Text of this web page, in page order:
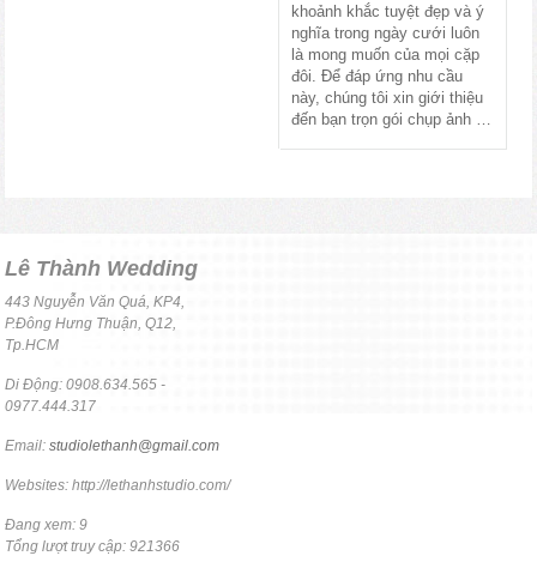
khoảnh khắc tuyệt đẹp và ý
nghĩa trong ngày cưới luôn
là mong muốn của mọi cặp
đôi. Để đáp ứng nhu cầu
này, chúng tôi xin giới thiệu
đến bạn trọn gói chụp ảnh …
Lê Thành Wedding
443 Nguyễn Văn Quá, KP4,
P.Đông Hưng Thuận, Q12,
Tp.HCM
Di Động: 0908.634.565 -
0977.444.317
Email:studiolethanh@gmail.com
Websites: http://lethanhstudio.com/
Đang xem: 9
Tổng lượt truy cập: 921366